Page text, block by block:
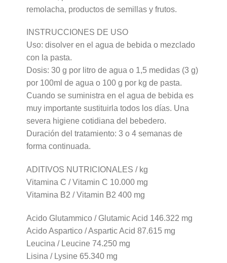
remolacha, productos de semillas y frutos.
INSTRUCCIONES DE USO
Uso: disolver en el agua de bebida o mezclado
con la pasta.
Dosis: 30 g por litro de agua o 1,5 medidas (3 g)
por 100ml de agua o 100 g por kg de pasta.
Cuando se suministra en el agua de bebida es
muy importante sustituirla todos los días. Una
severa higiene cotidiana del bebedero.
Duración del tratamiento: 3 o 4 semanas de
forma continuada.
ADITIVOS NUTRICIONALES / kg
Vitamina C / Vitamin C 10.000 mg
Vitamina B2 / Vitamin B2 400 mg
Acido Glutammico / Glutamic Acid 146.322 mg
Acido Aspartico / Aspartic Acid 87.615 mg
Leucina / Leucine 74.250 mg
Lisina / Lysine 65.340 mg